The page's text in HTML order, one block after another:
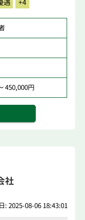
遇 +4
450,000円
社
: 2025-08-06 18:43:01